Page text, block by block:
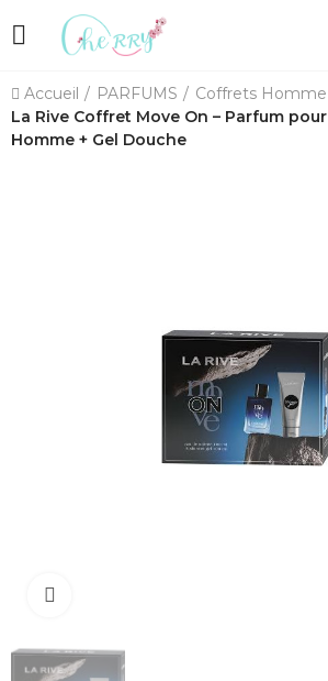
Accueil PARFUMS
Coffrets Homme
La Rive Coffret Move On – Parfum pour
Homme + Gel Douche